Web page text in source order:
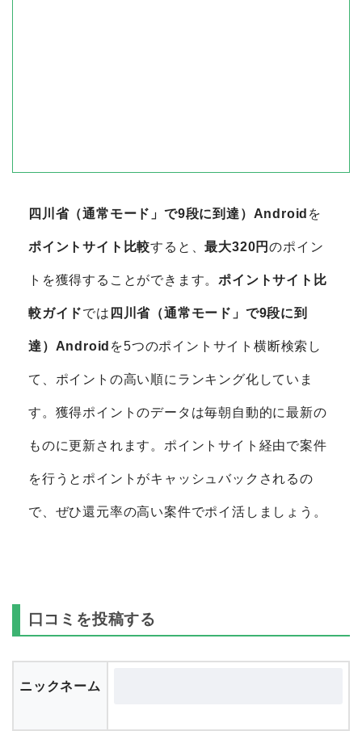
四川省（通常モード」で9段に到達）Android を
ポイントサイト比較すると、最大320円のポイン
トを獲得することができます。ポイントサイト比
較ガイドでは 四川省（通常モード」で9段に到
達）Android を5つのポイントサイト横断検索し
て、ポイントの高い順にランキング化していま
す。獲得ポイントのデータは毎朝自動的に最新の
ものに更新されます。ポイントサイト経由で案件
を行うとポイントがキャッシュバックされるの
で、ぜひ還元率の高い案件でポイ活しましょう。
口コミを投稿する
ニックネーム